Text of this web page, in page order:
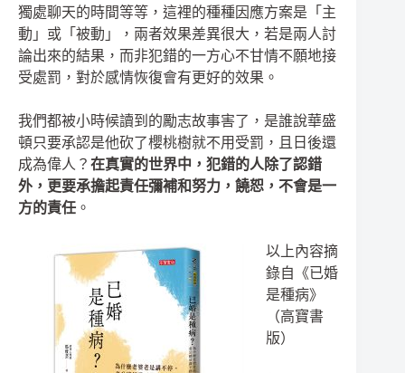
獨處聊天的時間等等，這裡的種種因應方案是「主
動」或「被動」，兩者效果差異很大，若是兩人討
論出來的結果，而非犯錯的一方心不甘情不願地接
受處罰，對於感情恢復會有更好的效果。
我們都被小時候讀到的勵志故事害了，是誰說華盛
頓只要承認是他砍了櫻桃樹就不用受罰，且日後還
成為偉人？ 在真實的世界中，犯錯的人除了認錯
外，更要承擔起責任彌補和努力，饒恕，不會是一
方的責任 。
以上內容摘
錄自《已婚
是種病》
（高寶書
版）